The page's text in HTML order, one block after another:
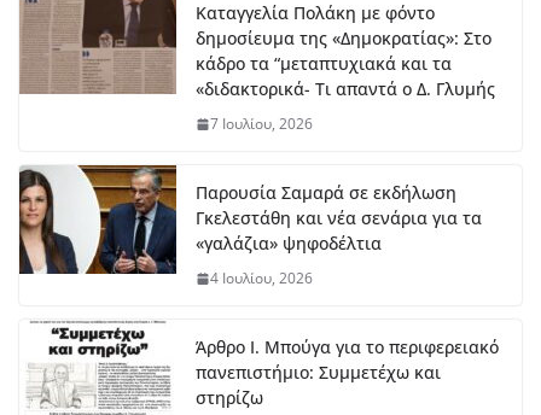
ΔΤ Εντάχθηκε προς
χρηματοδότησης η εκπόνηση
Σχεδίου Αστικής Ανθεκτικότητας
Στο Λιδωρίκι ο Φάνης Σπανός για
έργα και αποκατάσταση των
πυρόπληκτων περιοχών
Μπράβο στο Βασίλη Νίτσο – Αυτά
πρέπει να αναγνωρίζονται
Καταγγελία Πολάκη με φόντο
δημοσίευμα της «Δημοκρατίας»: Στο
κάδρο τα “μεταπτυχιακά και τα
«διδακτορικά- Τι απαντά ο Δ. Γλυμής
7 Ιουλίου, 2026
Παρουσία Σαμαρά σε εκδήλωση
Γκελεστάθη και νέα σενάρια για τα
«γαλάζια» ψηφοδέλτια
4 Ιουλίου, 2026
Άρθρο Ι. Μπούγα για το περιφερειακό
πανεπιστήμιο: Συμμετέχω και
στηρίζω